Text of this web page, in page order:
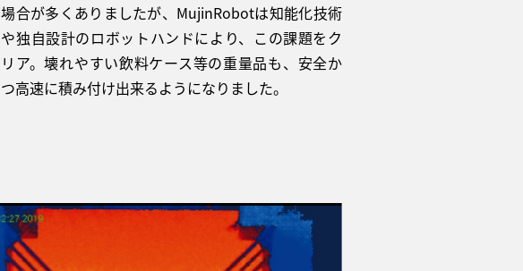
場合が多くありましたが、MujinRobotは知能化技術
や独自設計のロボットハンドにより、この課題をク
リア。壊れやすい飲料ケース等の重量品も、安全か
つ高速に積み付け出来るようになりました。